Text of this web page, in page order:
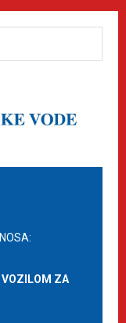
VOZILOM ZA